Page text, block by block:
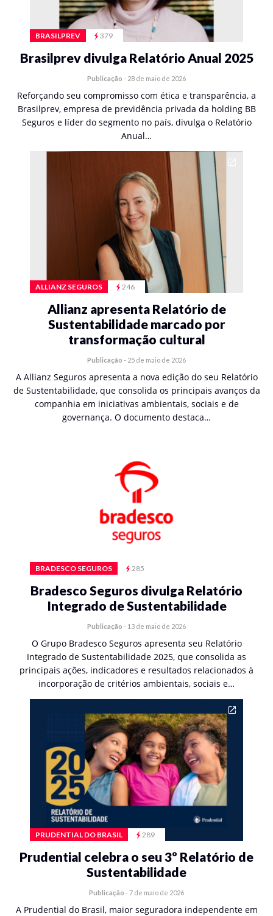
BRASILPREV 379
Brasilprev divulga Relatório Anual 2025
Publicação - 28 de maio de 2026
Reforçando seu compromisso com ética e transparência, a
Brasilprev, empresa de previdência privada da holding BB
Seguros e líder do segmento no país, divulga o Relatório
Anual…
ALLIANZ SEGUROS 246
Allianz apresenta Relatório de
Sustentabilidade marcado por
transformação cultural
Publicação - 25 de maio de 2026
A Allianz Seguros apresenta a nova edição do seu Relatório
de Sustentabilidade, que consolida os principais avanços da
companhia em iniciativas ambientais, sociais e de
governança. O documento destaca…
BRADESCO SEGUROS 285
Bradesco Seguros divulga Relatório
Integrado de Sustentabilidade
Publicação - 13 de maio de 2026
O Grupo Bradesco Seguros apresenta seu Relatório
Integrado de Sustentabilidade 2025, que consolida as
principais ações, indicadores e resultados relacionados à
incorporação de critérios ambientais, sociais e…
PRUDENTIAL DO BRASIL 289
Prudential celebra o seu 3º Relatório de
Sustentabilidade
Publicação - 7 de maio de 2026
A Prudential do Brasil, maior seguradora independente em